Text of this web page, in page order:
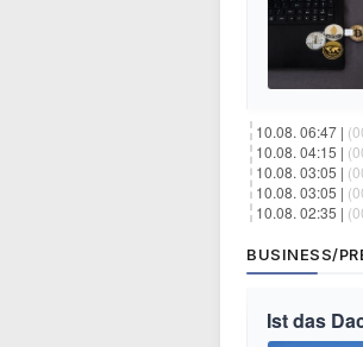
10.08. 06:47 |
10.08. 04:15 |
10.08. 03:05 |
10.08. 03:05 |
10.08. 02:35 |
BUSINESS/
Ist das